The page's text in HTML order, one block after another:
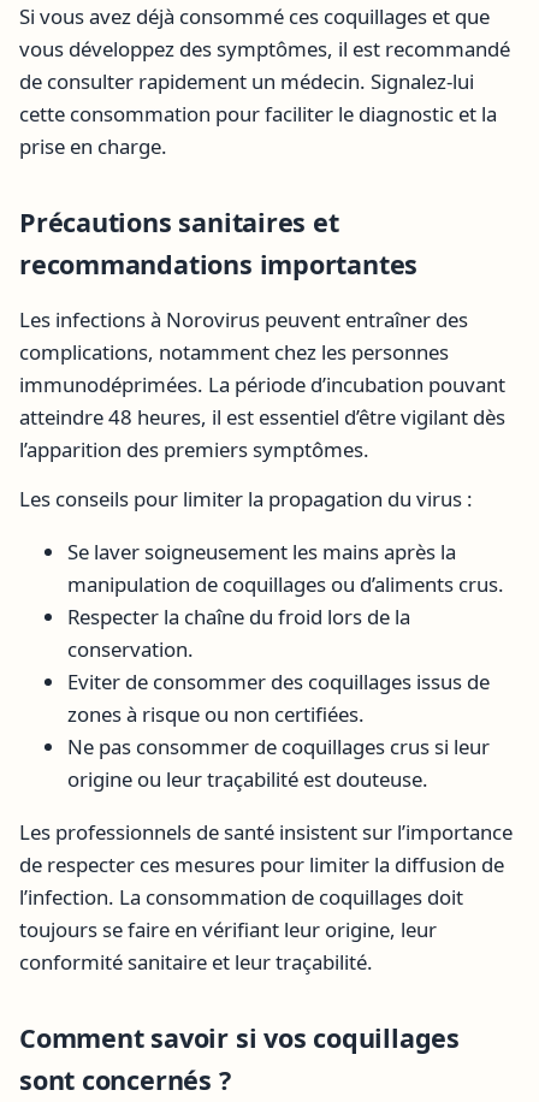
Si vous avez déjà consommé ces coquillages et que
vous développez des symptômes, il est recommandé
de consulter rapidement un médecin. Signalez-lui
cette consommation pour faciliter le diagnostic et la
prise en charge.
Précautions sanitaires et
recommandations importantes
Les infections à Norovirus peuvent entraîner des
complications, notamment chez les personnes
immunodéprimées. La période d’incubation pouvant
atteindre 48 heures, il est essentiel d’être vigilant dès
l’apparition des premiers symptômes.
Les conseils pour limiter la propagation du virus :
Se laver soigneusement les mains après la
manipulation de coquillages ou d’aliments crus.
Respecter la chaîne du froid lors de la
conservation.
Eviter de consommer des coquillages issus de
zones à risque ou non certifiées.
Ne pas consommer de coquillages crus si leur
origine ou leur traçabilité est douteuse.
Les professionnels de santé insistent sur l’importance
de respecter ces mesures pour limiter la diffusion de
l’infection. La consommation de coquillages doit
toujours se faire en vérifiant leur origine, leur
conformité sanitaire et leur traçabilité.
Comment savoir si vos coquillages
sont concernés ?